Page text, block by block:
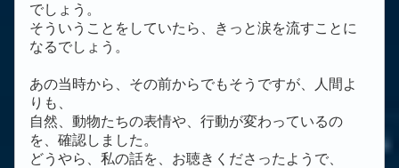
でしょう。
そういうことをしていたら、きっと涙を流すことに
なるでしょう。
あの当時から、その前からでもそうですが、人間よ
りも、
自然、動物たちの表情や、行動が変わっているの
を、確認しました。
どうやら、私の話を、お聴きくださったようで、